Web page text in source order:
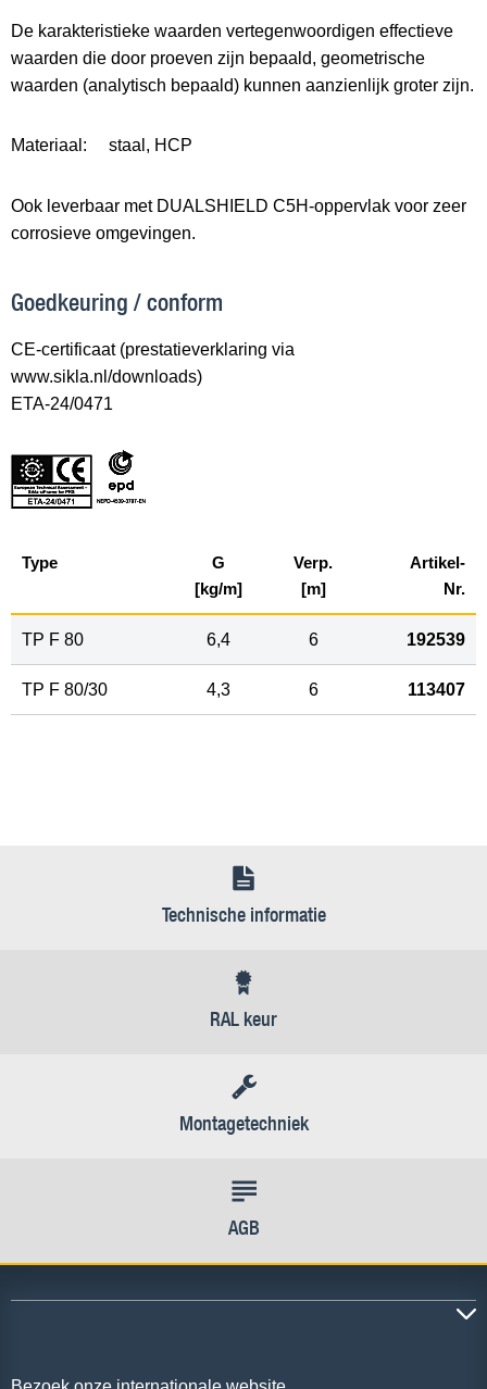
De karakteristieke waarden vertegenwoordigen effectieve
waarden die door proeven zijn bepaald, geometrische
waarden (analytisch bepaald) kunnen aanzienlijk groter zijn.
Materiaal: staal, HCP
Ook leverbaar met DUALSHIELD C5H-oppervlak voor zeer
corrosieve omgevingen.
Goedkeuring / conform
CE-certificaat (prestatieverklaring via
www.sikla.nl/downloads)
ETA-24/0471
Type
G
[kg/m]
Verp.
[m]
Artikel-
Nr.
TP F 80 6,4 6 192539
TP F 80/30 4,3 6 113407
Technische informatie
RAL keur
Montagetechniek
AGB